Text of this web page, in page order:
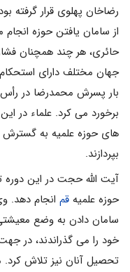
رضاخان پهلوى قرار گرفته
از سامان یافتن حوزه
حائرى، هر چند همچنان
جهان مختلف داراى
بار پسرش محمدرضا در رأس
برخورد مى کرد. علماء در
هاى حوزه علمیه به
بپردازند.
آیت الله حجت در این
حوزه علمیه قم انجام دهد.
سامان دادن به وضع
خود را مى گذراندند، در